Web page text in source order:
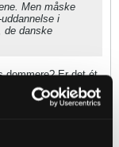
Men måske
i
de danske
dommere? Er det ét
fodboldliga ikke